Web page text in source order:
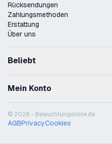
Rücksendungen
Zahlungsmethoden
Erstattung
Über uns
Beliebt
Mein Konto
© 2026 - Beleuchtungonline.de
AGBPrivacyCookies